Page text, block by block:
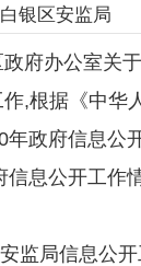
银区安监局
府办公室关
,根据《中华
年政府信息
息公开工作
监局信息公